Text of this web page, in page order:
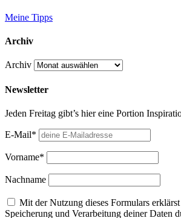
Meine Tipps
Archiv
Archiv
Newsletter
Jeden Freitag gibt’s hier eine Portion
E-Mail*
Vorname*
Nachname
Mit der Nutzung dieses Formulars
Speicherung und Verarbeitung deiner Daten